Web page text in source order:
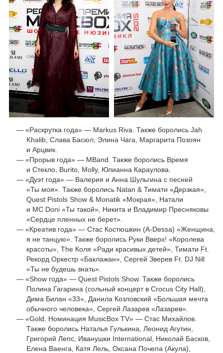
«Раскрутка года» — Markus Riva. Также боролись Jah
Khalib, Слава Басюл, Элина Чага, Маргарита Позоян
и Арцвик.
«Прорыв года» — MBand. Также боролись Время
и Стекло, Burito, Molly, Юлианна Караулова.
«Дуэт года» — Валерия и Анна Шульгина с песней
«Ты моя». Также боролись Natan & Тимати «Дерзкая»,
Quest Pistols Show & Monatik «Мокрая», Натали
и МС Doni «Ты такой», Никита и Владимир Пресняковы
«Сердце пленных не берет».
«Креатив года» — Стас Костюшкин (А-Dessa) «Женщина,
я не танцую». Также боролись Руки Вверх! «Королева
красоты», The Коля «Ради красивых детей», Тимати Ft.
Рекорд Оркестр «Баклажан», Сергей Зверев Ft. DJ Nill
«Ты не будешь знать».
«Show года» — Quest Pistols Show. Также боролись
Полина Гагарина (сольный концерт в Crocus City Hall),
Дима Билан «33», Данила Козловский «Большая мечта
обычного человека», Сергей Лазарев «Лазарев».
«Gold. Номинация MusicBox TV» — Стас Михайлов.
Также боролись Наталья Гулькина, Леонид Агутин,
Григорий Лепс, Иванушки International, Николай Басков,
Елена Ваенга, Катя Лель, Оксана Почепа (Акула),